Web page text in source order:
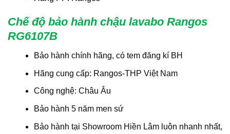
Chế độ bảo hành chậu lavabo Rangos
RG6107B
Bảo hành chính hãng, có tem đăng kí BH
Hãng cung cấp: Rangos-THP Việt Nam
Công nghệ: Châu Âu
Bảo hành 5 năm men sứ
Bảo hành tại Showroom Hiền Lâm luôn nhanh nhất,